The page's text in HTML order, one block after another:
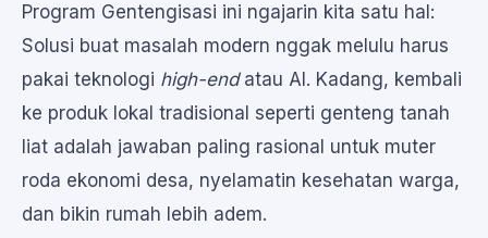
Program Gentengisasi ini ngajarin kita satu hal:
Solusi buat masalah modern nggak melulu harus
pakai teknologi high-endatau AI. Kadang, kembali
ke produk lokal tradisional seperti genteng tanah
liat adalah jawaban paling rasional untuk muter
roda ekonomi desa, nyelamatin kesehatan warga,
dan bikin rumah lebih adem.